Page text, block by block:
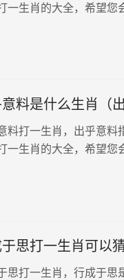
一生肖的大全，希望您
料是什么生肖（
料打一生肖，出乎意料
一生肖的大全，希望您
思打一生肖可以
思打一生肖，行成于思